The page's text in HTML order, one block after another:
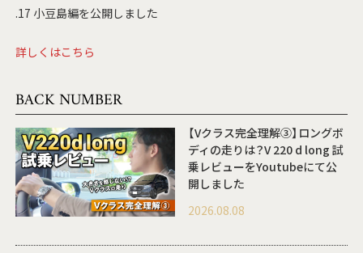
.17 小豆島編を公開しました
詳しくはこちら
BACK NUMBER
【Vクラス完全理解③】ロングボ
ディの走りは？V 220 d long 試
乗レビューをYoutubeにて公
開しました
2026.08.08